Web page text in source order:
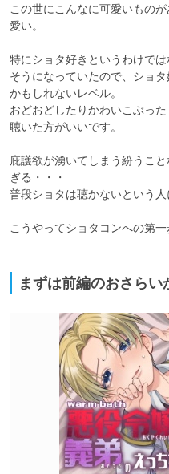
この世にこんなに可愛いもの
愛い。
特にショタ好きというわけで
そうになっていたので、ショ
かもしれないレベル。
おどおどしたりかわいこぶっ
聴いた方がいいです。
庇護欲が湧いてしまう紛うこ
ぎる・・・
普段ショタは聴かないという人
こうやってショタコンへの第
まずは前編のおさらい